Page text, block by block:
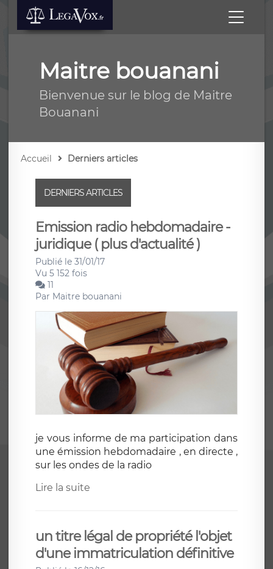
Maitre bouanani
Bienvenue sur le blog de Maitre
Bouanani
Accueil Derniers articles
DERNIERS ARTICLES
Emission radio hebdomadaire -
juridique ( plus d'actualité )
Publié le 31/01/17
Vu 5 152 fois
11
Par Maitre bouanani
je vous informe de ma participation dans
une émission hebdomadaire , en directe ,
sur les ondes de la radio
Lire la suite
un titre légal de propriété l'objet
d'une immatriculation définitive